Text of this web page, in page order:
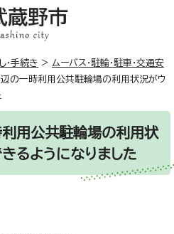
・手続き > ムーバス・駐輪・駐車・交通安
の一時利用公共駐輪場の利用状況がウ
用公共駐輪場の利用状
るようになりました